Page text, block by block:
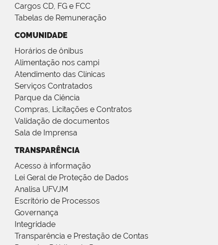
Cargos CD, FG e FCC
Tabelas de Remuneração
COMUNIDADE
Horários de ônibus
Alimentação nos campi
Atendimento das Clínicas
Serviços Contratados
Parque da Ciência
Compras, Licitações e Contratos
Validação de documentos
Sala de Imprensa
TRANSPARÊNCIA
Acesso à informação
Lei Geral de Proteção de Dados
Analisa UFVJM
Escritório de Processos
Governança
Integridade
Transparência e Prestação de Contas